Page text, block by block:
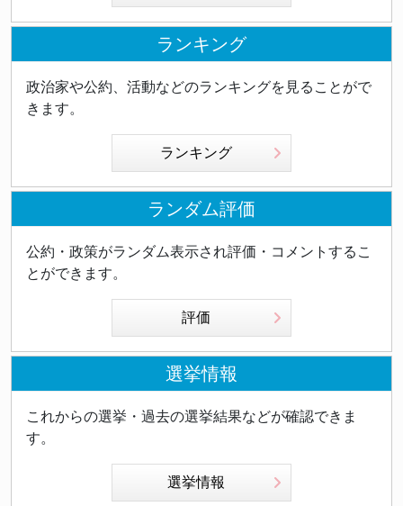
ランキング
政治家や公約、活動などのランキングを見ることがで
きます。
ランキング
ランダム評価
公約・政策がランダム表示され評価・コメントするこ
とができます。
評価
選挙情報
これからの選挙・過去の選挙結果などが確認できま
す。
選挙情報